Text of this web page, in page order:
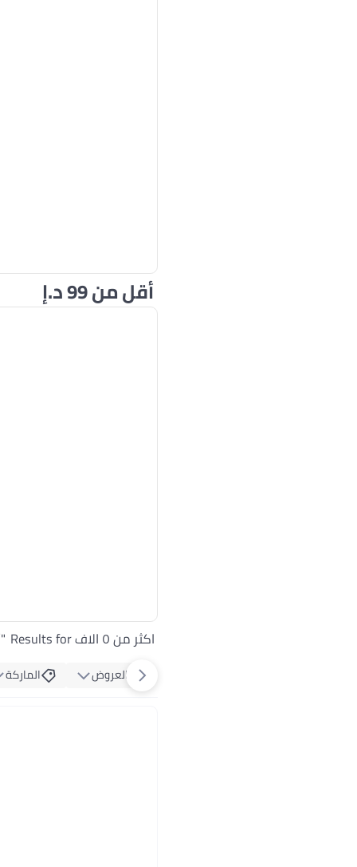
أقل من 99 د.إ
اكثر من ٥ الاف Results for "
العروض
الماركة